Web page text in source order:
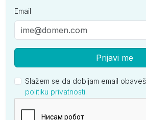
Email
Prijavi me
Slažem se da dobijam email
politiku privatnosti.